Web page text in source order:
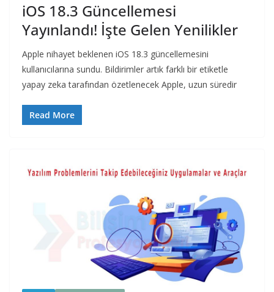
iOS 18.3 Güncellemesi
Yayınlandı! İşte Gelen Yenilikler
Apple nihayet beklenen iOS 18.3 güncellemesini
kullanıcılarına sundu. Bildirimler artık farklı bir etiketle
yapay zeka tarafından özetlenecek Apple, uzun süredir
Read More